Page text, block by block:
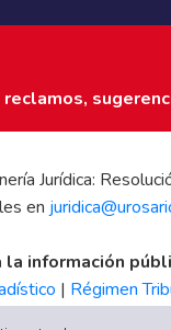
Jurídica:
en
la información
| Régimen